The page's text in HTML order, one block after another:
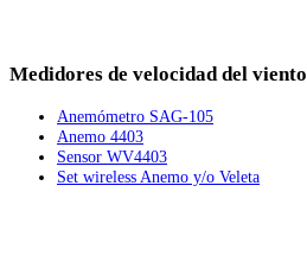
Medidores de velocidad del viento
Anemómetro SAG-105
Anemo 4403
Sensor WV4403
Set wireless Anemo y/o Veleta